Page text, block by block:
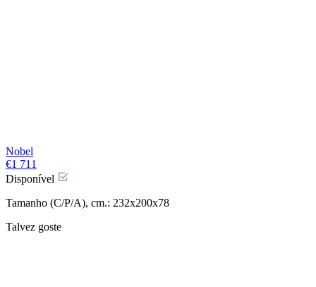
Nobel
€1 711
Disponível
Tamanho (C/P/A), cm.: 232x200x78
Talvez goste